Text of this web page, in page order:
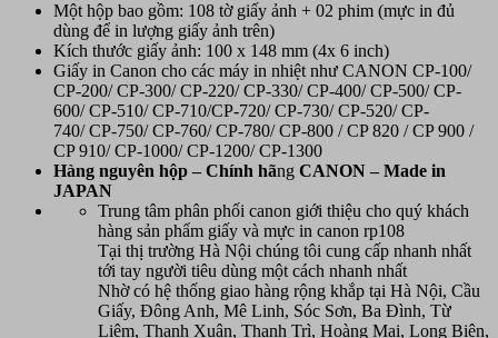
Một hộp bao gồm: 108 tờ giấy ảnh + 02 phim (mực in đủ
dùng để in lượng giấy ảnh trên)
Kích thước giấy ảnh: 100 x 148 mm (4x 6 inch)
Giấy in Canon cho các máy in nhiệt như CANON CP-100/
CP-200/ CP-300/ CP-220/ CP-330/ CP-400/ CP-500/ CP-
600/ CP-510/ CP-710/CP-720/ CP-730/ CP-520/ CP-
740/ CP-750/ CP-760/ CP-780/ CP-800 / CP 820 / CP 900 /
CP 910/ CP-1000/ CP-1200/ CP-1300
Hàng nguyên hộp – Chính hãng CANON – Made in
JAPAN
Trung tâm phân phối canon giới thiệu cho quý khách
hàng sản phẩm giấy và mực in canon rp108
Tại thị trường Hà Nội chúng tôi cung cấp nhanh nhất
tới tay người tiêu dùng một cách nhanh nhất
Nhờ có hệ thống giao hàng rộng khắp tại Hà Nội, Cầu
Giấy, Đông Anh, Mê Linh, Sóc Sơn, Ba Đình, Từ
Liêm, Thanh Xuân, Thanh Trì, Hoàng Mai, Long Biên,